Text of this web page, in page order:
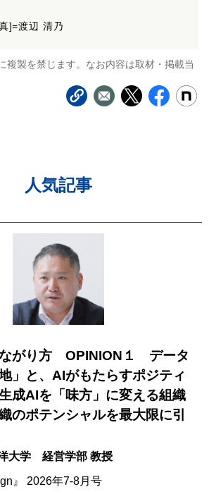
]=渡辺 清乃
複製を禁じます。なお内容は取材・掲載当
人気記事
ながり方 OPINION１ データ
」と、AIがもたらすポジティ
成AIを「味方」に変える組織
のポテンシャルを最大限に引
大学 経営学部 教授
』 2026年7-8月号